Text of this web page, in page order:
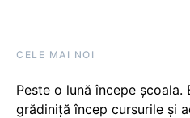
CELE MAI NOI
Peste o lună începe școala.
grădiniță încep cursurile și